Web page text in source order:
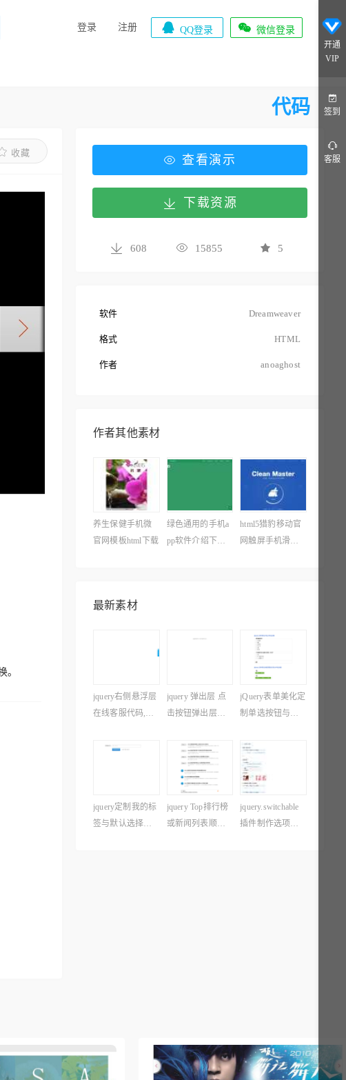
登录 注册  QQ登录  微信登录
代码
收藏
。
查看演示
下载资源
608 15855 5
软件 Dreamweaver
格式 HTML
作者 anoaghost
作者其他素材
养生保健手机微
官网模板html下载
绿色通用的手机a
pp软件介绍下载
html5猎豹移动官
网触屏手机滑动
最新素材
jquery右侧悬浮层
在线客服代码,在
jquery 弹出层 点
击按钮弹出层兼
jQuery表单美化定
制单选按钮与复
jquery定制我的标
签与默认选择我
jquery Top排行榜
或新闻列表顺序
jquery.switchable
插件制作选项
开通
VIP
签到
客服